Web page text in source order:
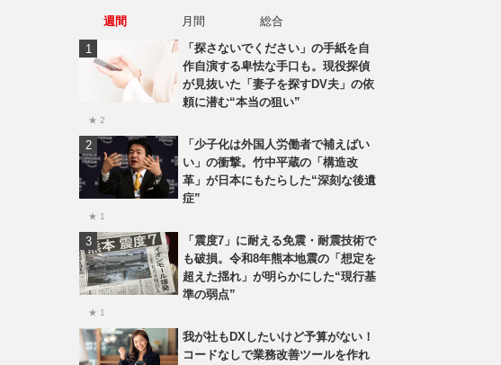
週間 月間
総合
「探さないでください」の手紙を自
作自演する卑怯な手口も。現役探偵
が見抜いた「妻子を探すDV夫」の依
頼に潜む“本当の狙い”
★ 2
「少子化は外国人労働者で補えばい
い」の衝撃。竹中平蔵の「構造改
革」が日本にもたらした“深刻な後遺
症”
★ 1
「震度7」に耐える免震・耐震技術で
も破損。令和8年熊本地震の「想定を
超えた揺れ」が明らかにした“現行基
準の弱点”
★ 1
我が社もDXしたいけど予算がない！
コードなしで業務改善ツールを作れ